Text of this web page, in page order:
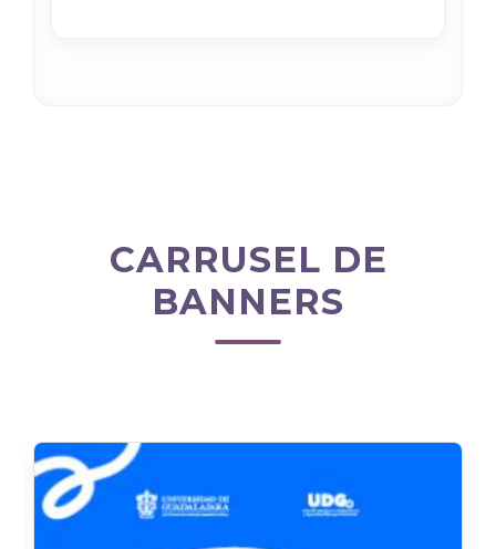
CARRUSEL DE
BANNERS